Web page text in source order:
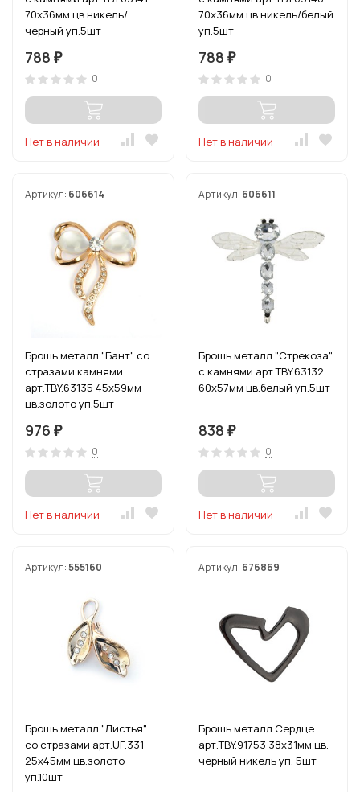
70х36мм цв.никель/
черный уп.5шт
788 ₽
0
Нет в наличии
70х36мм цв.никель/белый
уп.5шт
788 ₽
0
Нет в наличии
Артикул: 606614
Брошь металл "Бант" со
стразами камнями
арт.TBY.63135 45х59мм
цв.золото уп.5шт
976 ₽
0
Нет в наличии
Артикул: 606611
Брошь металл "Стрекоза"
с камнями арт.TBY.63132
60х57мм цв.белый уп.5шт
838 ₽
0
Нет в наличии
Артикул: 555160
Брошь металл "Листья"
со стразами арт.UF.331
25х45мм цв.золото
уп.10шт
Артикул: 676869
Брошь металл Сердце
арт.TBY.91753 38х31мм цв.
черный никель уп. 5шт